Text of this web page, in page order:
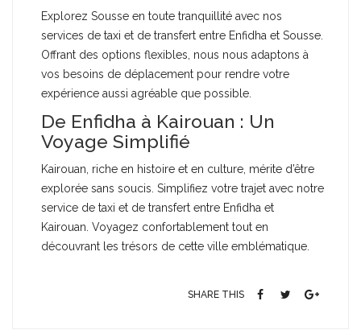
Explorez Sousse en toute tranquillité avec nos
services de taxi et de transfert entre Enfidha et Sousse.
Offrant des options flexibles, nous nous adaptons à
vos besoins de déplacement pour rendre votre
expérience aussi agréable que possible.
De Enfidha à Kairouan : Un
Voyage Simplifié
Kairouan, riche en histoire et en culture, mérite d’être
explorée sans soucis. Simplifiez votre trajet avec notre
service de taxi et de transfert entre Enfidha et
Kairouan. Voyagez confortablement tout en
découvrant les trésors de cette ville emblématique.
SHARE THIS